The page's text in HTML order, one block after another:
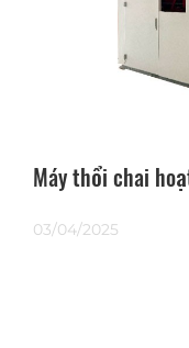
Máy thổi chai
03/04/2025